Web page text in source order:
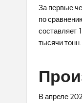
За первые
по
составляет
тысячи тонн.
В апреле